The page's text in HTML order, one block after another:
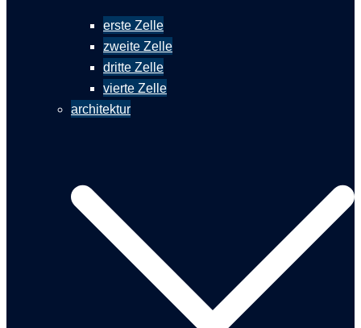
erste Zelle
zweite Zelle
dritte Zelle
vierte Zelle
architektur